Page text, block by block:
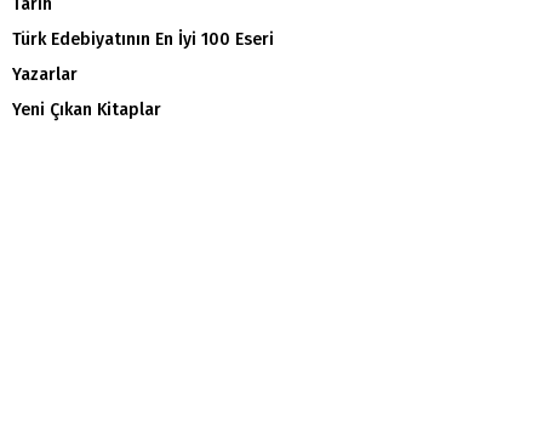
Türk Edebiyatının En İyi 100 Eseri
Yazarlar
Yeni Çıkan Kitaplar